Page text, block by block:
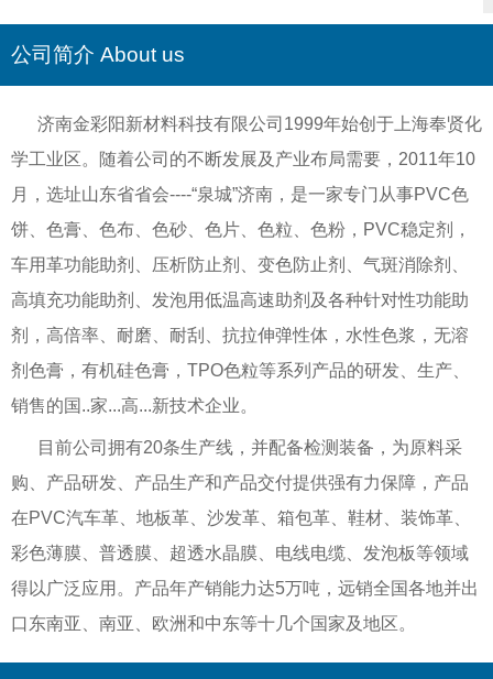
公司简介 About us
济南金彩阳新材料科技有限公司1999年始创于上海奉贤化
学工业区。随着公司的不断发展及产业布局需要，2011年10
月，选址山东省省会----“泉城”济南，是一家专门从事PVC色
饼、色膏、色布、色砂、色片、色粒、色粉，PVC稳定剂，
车用革功能助剂、压析防止剂、变色防止剂、气斑消除剂、
高填充功能助剂、发泡用低温高速助剂及各种针对性功能助
剂，高倍率、耐磨、耐刮、抗拉伸弹性体，水性色浆，无溶
剂色膏，有机硅色膏，TPO色粒等系列产品的研发、生产、
销售的国..家...高...新技术企业。
目前公司拥有20条生产线，并配备检测装备，为原料采
购、产品研发、产品生产和产品交付提供强有力保障，产品
在PVC汽车革、地板革、沙发革、箱包革、鞋材、装饰革、
彩色薄膜、普透膜、超透水晶膜、电线电缆、发泡板等领域
得以广泛应用。产品年产销能力达5万吨，远销全国各地并出
口东南亚、南亚、欧洲和中东等十几个国家及地区。